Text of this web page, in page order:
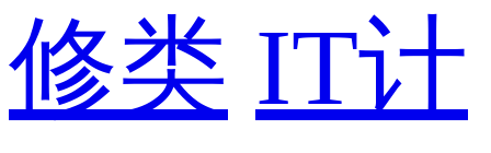
修类 IT计